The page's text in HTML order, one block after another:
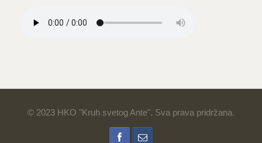
© 2023 HKO "Kruh svetog Ante". Sva prava pridržana.